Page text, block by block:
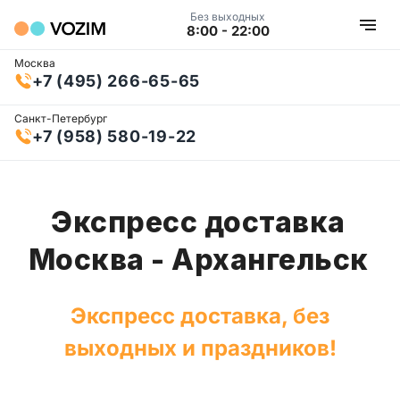
Без выходных
8:00 - 22:00
Москва
+7 (495) 266-65-65
Санкт-Петербург
+7 (958) 580-19-22
Экспресс доставка
Москва - Архангельск
Экспресс доставка, без
выходных и праздников!